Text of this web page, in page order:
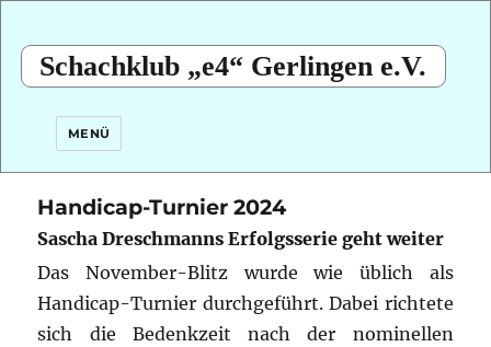
Schachklub „e4“ Gerlingen e.V.
MENÜ
Handicap-Turnier 2024
Sascha Dreschmanns Erfolgsserie geht weiter
Das November-Blitz wurde wie üblich als
Handicap-Turnier durchgeführt. Dabei richtete
sich die Bedenkzeit nach der nominellen